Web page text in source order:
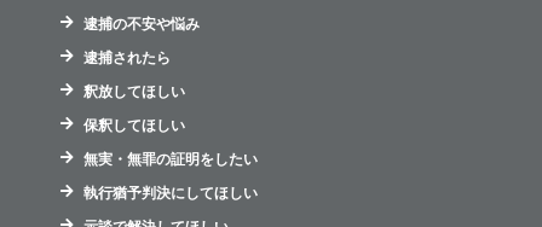
逮捕の不安や悩み
逮捕されたら
釈放してほしい
保釈してほしい
無実・無罪の証明をしたい
執行猶予判決にしてほしい